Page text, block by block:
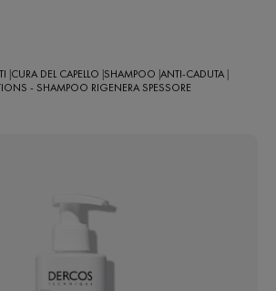
CURA DEL CAPELLO SHAMPOO ANTI-CADUTA
- SHAMPOO RIGENERA SPESSORE